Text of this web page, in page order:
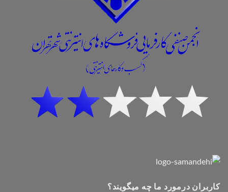
کاربران درمورد ما چه میگویند؟